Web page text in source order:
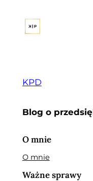
treści
KPD
Blog o
O mnie
O mnie
Ważne sprawy